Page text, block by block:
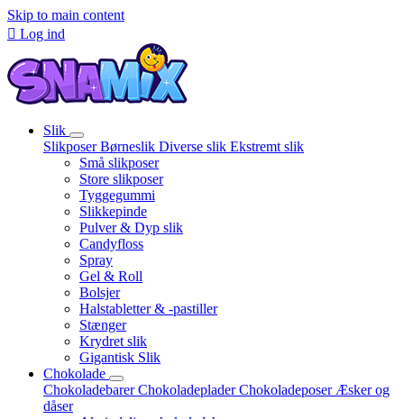
Skip to main content
 Log ind
Slik
SlikposerBørneslik Diverse slik Ekstremt slik
Små slikposer
Store slikposer
Tyggegummi
Slikkepinde
Pulver & Dyp slik
Candyfloss
Spray
Gel & Roll
Bolsjer
Halstabletter & -pastiller
Stænger
Krydret slik
Gigantisk Slik
Chokolade
ChokoladebarerChokoladepladerChokoladeposer Æsker og
dåser